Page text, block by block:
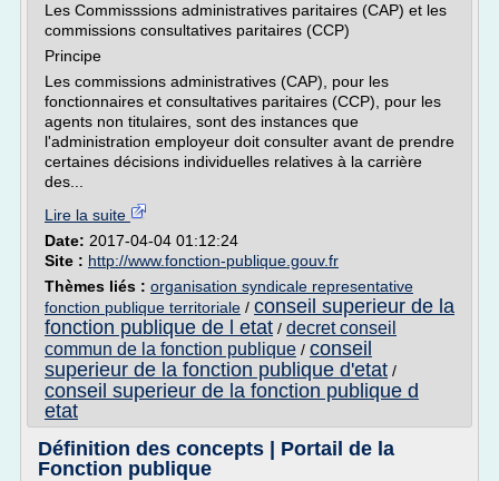
Les Commisssions administratives paritaires (CAP) et les
commissions consultatives paritaires (CCP)
Principe
Les commissions administratives (CAP), pour les
fonctionnaires et consultatives paritaires (CCP), pour les
agents non titulaires, sont des instances que
l'administration employeur doit consulter avant de prendre
certaines décisions individuelles relatives à la carrière
des...
Lire la suite
Date: 2017-04-04 01:12:24
Site : http://www.fonction-publique.gouv.fr
Thèmes liés : organisation syndicale representative
fonction publique territoriale / conseil superieur de la
fonction publique de l etat / decret conseil
commun de la fonction publique / conseil
superieur de la fonction publique d'etat /
conseil superieur de la fonction publique d
etat
Définition des concepts | Portail de la
Fonction publique